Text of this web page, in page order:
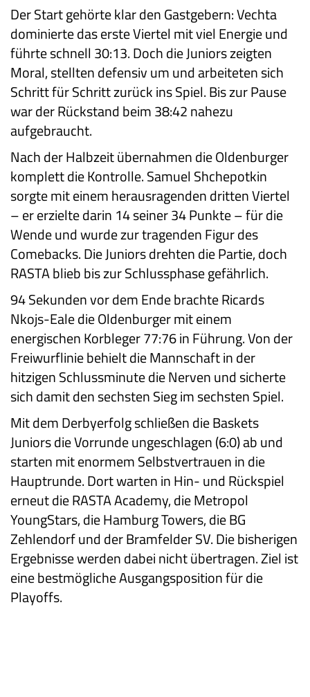
Der Start gehörte klar den Gastgebern: Vechta
dominierte das erste Viertel mit viel Energie und
führte schnell 30:13. Doch die Juniors zeigten
Moral, stellten defensiv um und arbeiteten sich
Schritt für Schritt zurück ins Spiel. Bis zur Pause
war der Rückstand beim 38:42 nahezu
aufgebraucht.
Nach der Halbzeit übernahmen die Oldenburger
komplett die Kontrolle. Samuel Shchepotkin
sorgte mit einem herausragenden dritten Viertel
– er erzielte darin 14 seiner 34 Punkte – für die
Wende und wurde zur tragenden Figur des
Comebacks. Die Juniors drehten die Partie, doch
RASTA blieb bis zur Schlussphase gefährlich.
94 Sekunden vor dem Ende brachte Ricards
Nkojs-Eale die Oldenburger mit einem
energischen Korbleger 77:76 in Führung. Von der
Freiwurflinie behielt die Mannschaft in der
hitzigen Schlussminute die Nerven und sicherte
sich damit den sechsten Sieg im sechsten Spiel.
Mit dem Derbyerfolg schließen die Baskets
Juniors die Vorrunde ungeschlagen (6:0) ab und
starten mit enormem Selbstvertrauen in die
Hauptrunde. Dort warten in Hin- und Rückspiel
erneut die RASTA Academy, die Metropol
YoungStars, die Hamburg Towers, die BG
Zehlendorf und der Bramfelder SV. Die bisherigen
Ergebnisse werden dabei nicht übertragen. Ziel ist
eine bestmögliche Ausgangsposition für die
Playoffs.